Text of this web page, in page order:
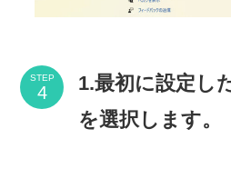
STEP
1.最初に設定し
を選択します。